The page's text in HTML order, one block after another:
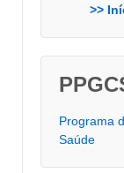
>>
Programa
Saúde